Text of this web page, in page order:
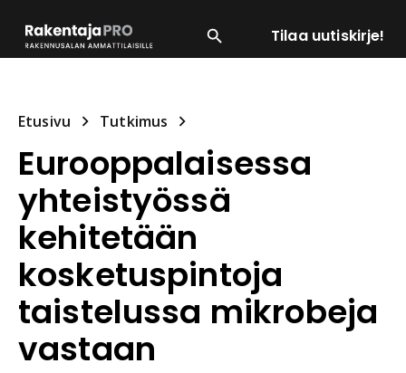
Tilaa uutiskirje!
Etusivu Tutkimus
Eurooppalaisessa
yhteistyössä
kehitetään
kosketuspintoja
taistelussa mikrobeja
vastaan